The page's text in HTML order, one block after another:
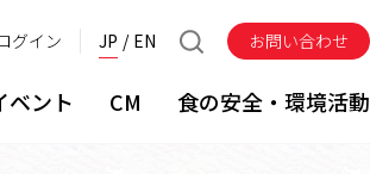
グイン JP EN お問い合わせ
ベント CM 食の安全・環境活動